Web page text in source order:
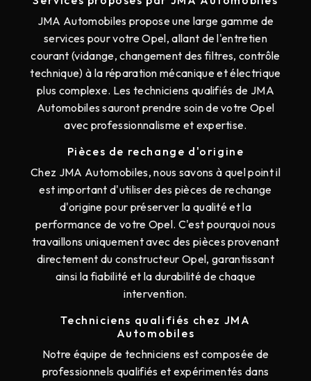
JMA Automobiles propose une large gamme de
services pour votre Opel, allant de l'entretien
courant (vidange, changement des filtres, contrôle
technique) à la réparation mécanique et électrique
plus complexe. Les techniciens qualifiés de JMA
Automobiles sauront prendre soin de votre Opel
avec professionnalisme et expertise.
Pièces de rechange d'origine
Chez JMA Automobiles, nous savons à quel point il
est important d'utiliser des pièces de rechange
d'origine pour préserver la qualité et la
performance de votre Opel. C'est pourquoi nous
travaillons uniquement avec des pièces provenant
directement du constructeur Opel, garantissant
ainsi la fiabilité et la durabilité de chaque
intervention.
Techniciens qualifiés chez JMA
Automobiles
Notre équipe de techniciens est composée de
professionnels qualifiés et expérimentés dans